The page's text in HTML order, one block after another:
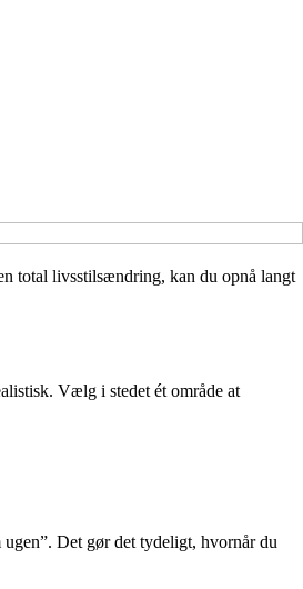
total livsstilsændring, kan du opnå langt
Vælg i stedet ét område at
Det gør det tydeligt, hvornår du